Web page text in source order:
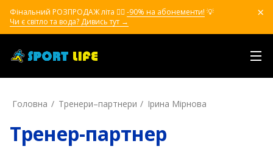
Фінальний РОЗПРОДАЖ літа ❤️‍🔥 -90% на абонементи! 💡
Чи є світло та вода? Дивись тут →
Головна Тренери–партнери Ірина Мірнова
Тренер-партнер